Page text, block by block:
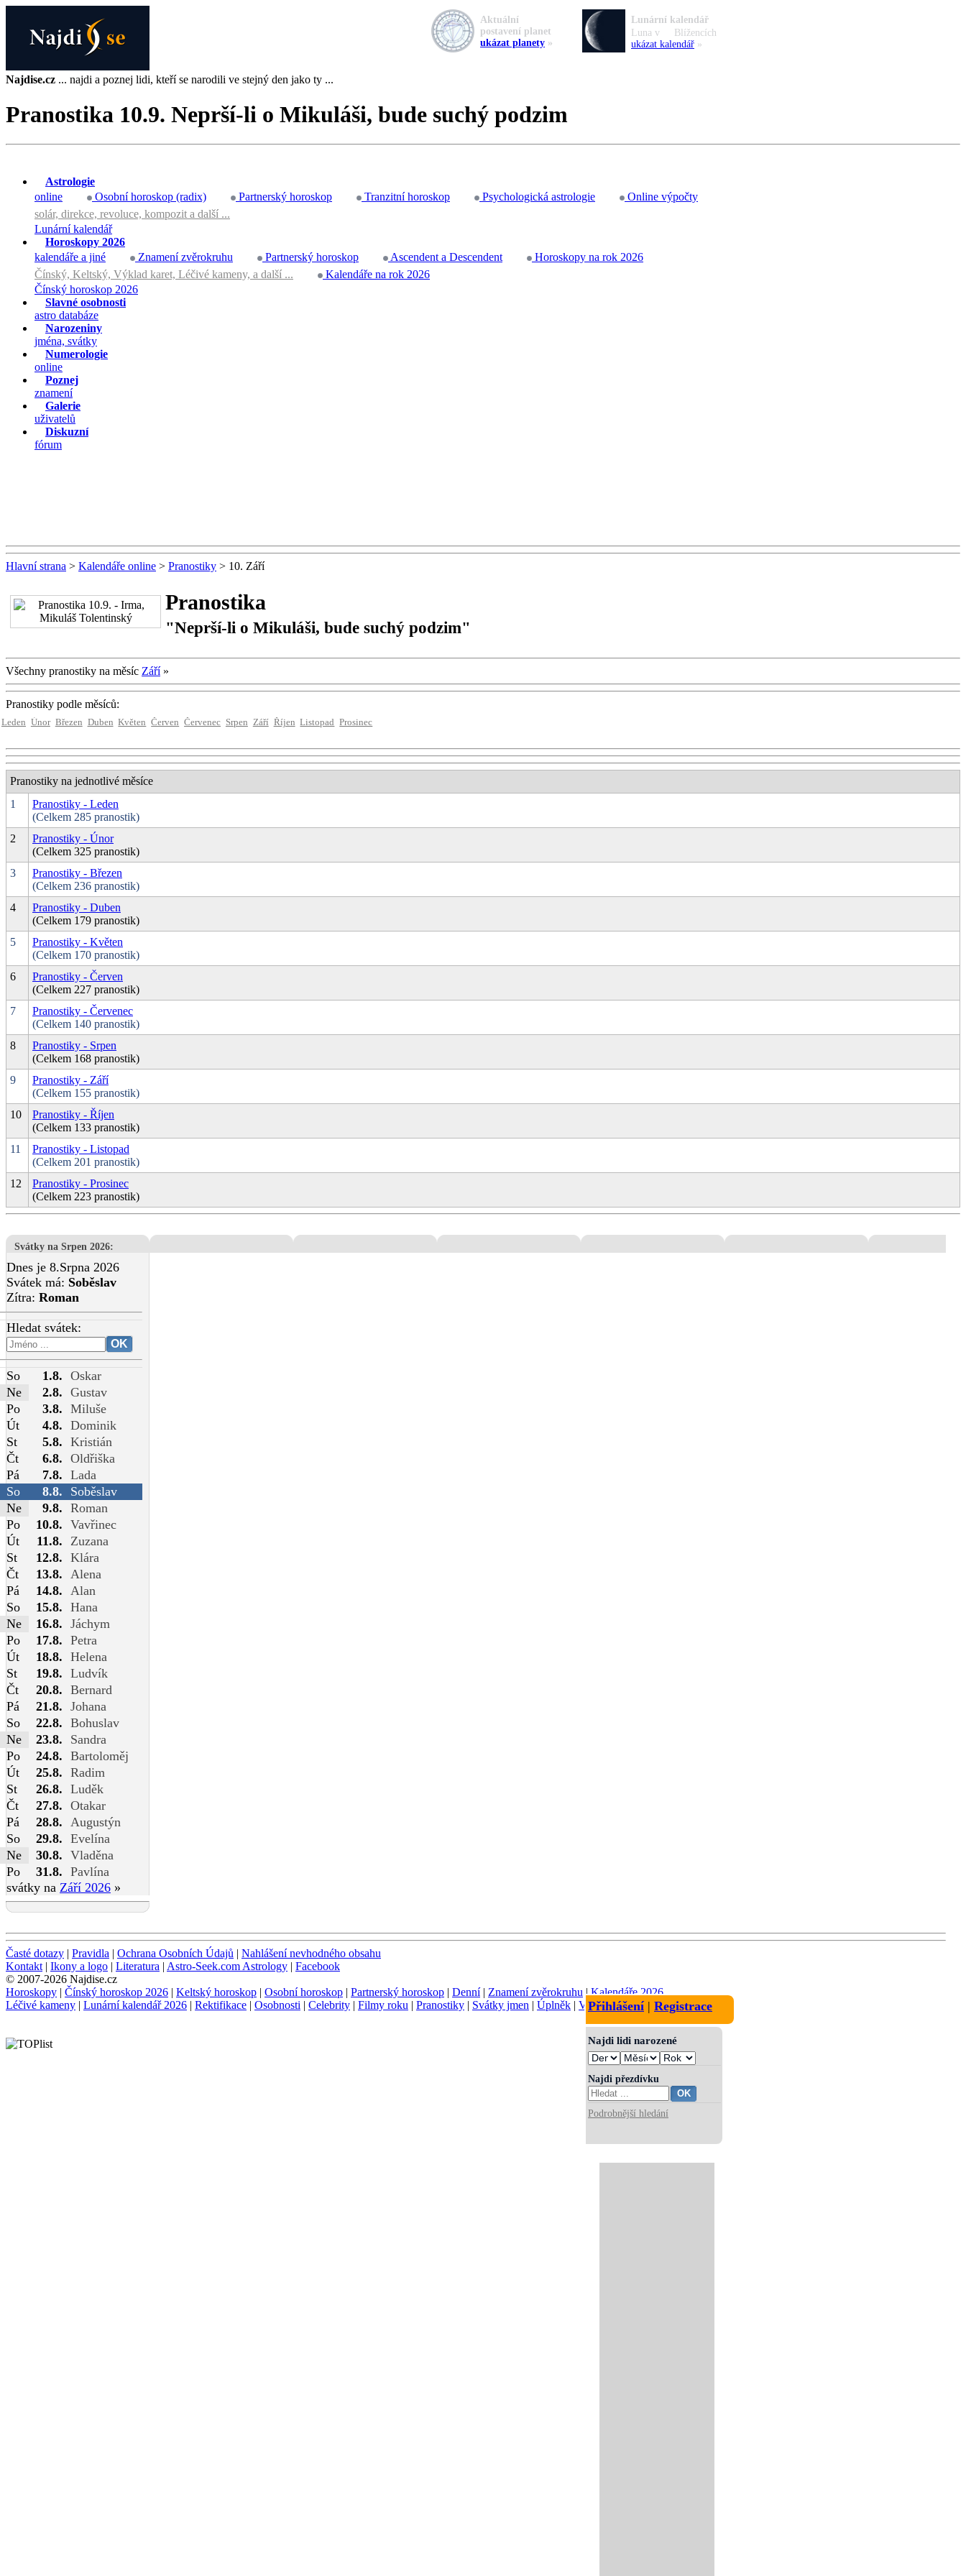
Najdise.cz ... najdi a poznej lidi, kteří se narodili ve stejný den jako ty ...
Pranostika 10.9. Neprší-li o Mikuláši, bude suchý podzim
Astrologie
online
Osobní horoskop (radix) Partnerský horoskop Tranzitní horoskop Psychologická astrologie
Online výpočty
solár, direkce, revoluce, kompozit a další ...
Lunární kalendář
Horoskopy 2026
kalendáře a jiné
Znamení zvěrokruhu Partnerský horoskop Ascendent a Descendent
Horoskopy na rok 2026
Čínský, Keltský, Výklad karet, Léčivé kameny, a další ...
Kalendáře na rok 2026
Čínský horoskop 2026
Slavné osobnosti
astro databáze
Narozeniny
jména, svátky
Numerologie
online
Poznej
znamení
Galerie
uživatelů
Diskuzní
fórum
Hlavní strana > Kalendáře online > Pranostiky > 10. Září
Pranostika
"Neprší-li o Mikuláši, bude suchý podzim"
Všechny pranostiky na měsíc Září»
Pranostiky podle měsíců:
Leden Únor Březen Duben Květen Červen Červenec Srpen Září Říjen Listopad Prosinec
Pranostiky na jednotlivé měsíce
1
Pranostiky - Leden
(Celkem 285 pranostik)
2
Pranostiky - Únor
(Celkem 325 pranostik)
3
Pranostiky - Březen
(Celkem 236 pranostik)
4
Pranostiky - Duben
(Celkem 179 pranostik)
5
Pranostiky - Květen
(Celkem 170 pranostik)
6
Pranostiky - Červen
(Celkem 227 pranostik)
7
Pranostiky - Červenec
(Celkem 140 pranostik)
8
Pranostiky - Srpen
(Celkem 168 pranostik)
9
Pranostiky - Září
(Celkem 155 pranostik)
10
Pranostiky - Říjen
(Celkem 133 pranostik)
11
Pranostiky - Listopad
(Celkem 201 pranostik)
12
Pranostiky - Prosinec
(Celkem 223 pranostik)
Svátky na Srpen 2026:
Dnes je 8.Srpna 2026
Svátek má: Soběslav
Zítra: Roman
Hledat svátek:
So 1.8. Oskar
Ne
2.8. Gustav
Po
3.8. Miluše
Út
4.8. Dominik
St
5.8. Kristián
Čt
6.8. Oldřiška
Pá
7.8. Lada
So
8.8.
Soběslav
Ne
9.8. Roman
Po
10.8. Vavřinec
Út
11.8.
Zuzana
St
12.8. Klára
Čt
13.8.
Alena
Pá
14.8.
Alan
So
15.8. Hana
Ne
16.8. Jáchym
Po
17.8. Petra
Út
18.8. Helena
St
19.8. Ludvík
Čt
20.8. Bernard
Pá
21.8. Johana
So
22.8. Bohuslav
Ne
23.8.
Sandra
Po
24.8. Bartoloměj
Út
25.8. Radim
St
26.8. Luděk
Čt
27.8. Otakar
Pá
28.8.
Augustýn
So
29.8. Evelína
Ne
30.8. Vladěna
Po
31.8. Pavlína
svátky na Září 2026 »
Aktuální
postavení planet
ukázat planety »
Lunární kalendář
Luna v
Blížencích
ukázat kalendář »
Přihlášení| Registrace
Najdi lidi narozené
Najdi přezdívku
Podrobnější hledání
Časté dotazy | Pravidla | Ochrana Osobních Údajů | Nahlášení nevhodného obsahu
Kontakt | Ikony a logo | Literatura | Astro-Seek.com Astrology | Facebook
© 2007-2026 Najdise.cz
Horoskopy | Čínský horoskop 2026 | Keltský horoskop | Osobní horoskop | Partnerský horoskop | Denní| Znamení zvěrokruhu | Kalendáře 2026
Léčivé kameny | Lunární kalendář 2026 | Rektifikace | Osobnosti | Celebrity | Filmy roku | Pranostiky | Svátky jmen | Úplněk | Význam jmen